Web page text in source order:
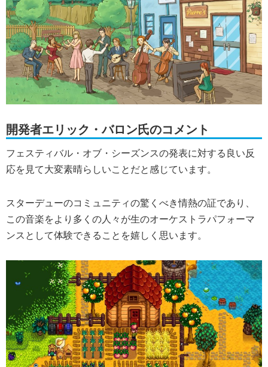
開発者エリック・バロン氏のコメント
フェスティバル・オブ・シーズンスの発表に対する良い反
応を見て大変素晴らしいことだと感じています。
スターデューのコミュニティの驚くべき情熱の証であり、
この音楽をより多くの人々が生のオーケストラパフォーマ
ンスとして体験できることを嬉しく思います。